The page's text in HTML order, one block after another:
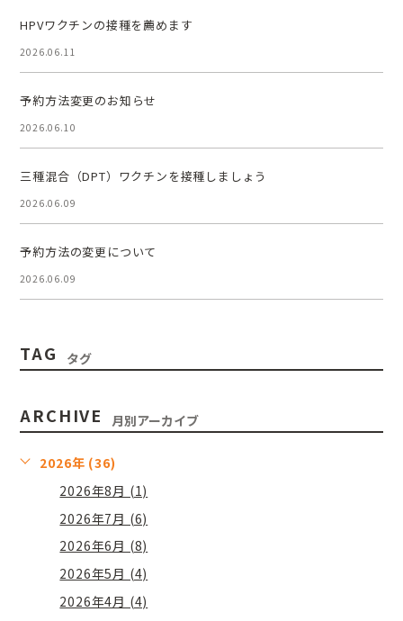
HPVワクチンの接種を薦めます
2026.06.11
予約方法変更のお知らせ
2026.06.10
三種混合（DPT）ワクチンを接種しましょう
2026.06.09
予約方法の変更について
2026.06.09
TAG タグ
ARCHIVE 月別アーカイブ
2026年 (36)
2026年8月 (1)
2026年7月 (6)
2026年6月 (8)
2026年5月 (4)
2026年4月 (4)